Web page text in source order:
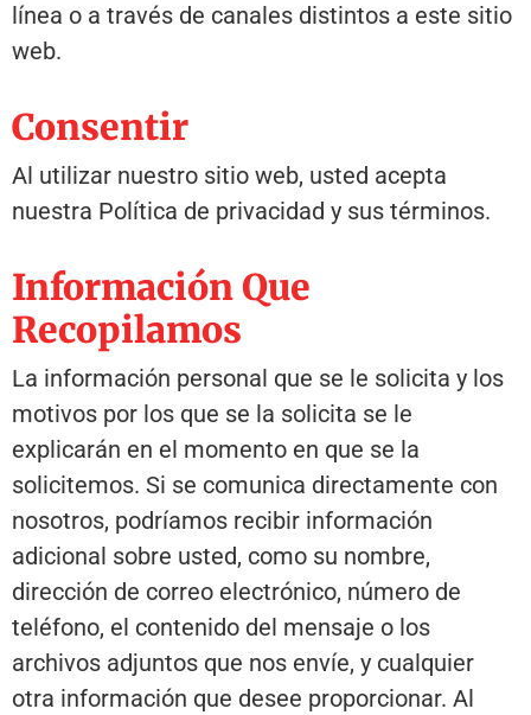
línea o a través de canales distintos a este sitio
web.
Consentir
Al utilizar nuestro sitio web, usted acepta
nuestra Política de privacidad y sus términos.
Información Que
Recopilamos
La información personal que se le solicita y los
motivos por los que se la solicita se le
explicarán en el momento en que se la
solicitemos. Si se comunica directamente con
nosotros, podríamos recibir información
adicional sobre usted, como su nombre,
dirección de correo electrónico, número de
teléfono, el contenido del mensaje o los
archivos adjuntos que nos envíe, y cualquier
otra información que desee proporcionar. Al